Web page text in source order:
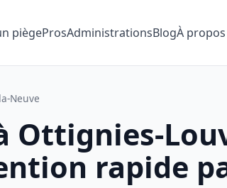
piègeProsAdministrationsBlogÀ propos
Neuve
Ottignies-
rapide